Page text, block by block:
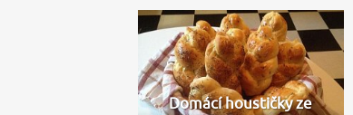
Domácí houstičky ze